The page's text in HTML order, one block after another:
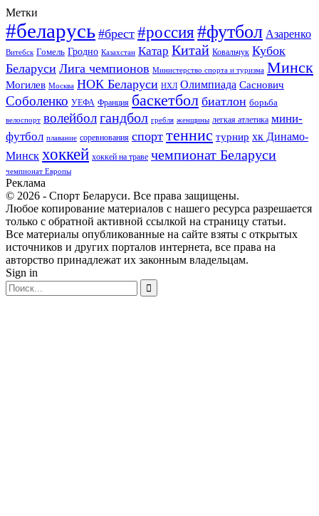
Метки
#беларусь #брест #россия#футбол Азаренко
Витебск Гомель Гродно Казахстан Катар Китай Ковальчук Кубок
Беларуси Лига чемпионов Министерство спорта и туризма Минск
Могилев Москва НОК Беларуси НХЛ Олимпиада Саснович
Соболенко УЕФА Франция баскетбол биатлон борьба
велоспорт волейболгандбол гребля женщины легкая атлетика мини-
футбол плавание соревнования спорт теннис турнир хк Динамо-
Минск хоккей хоккей на траве чемпионат Беларуси
чемпионат Европы
Реклама
© 2026 - Спорт Беларуси. Все права защищены.
Любое копирование материалов с нашего ресурса разрешается
только с обратной активной ссылкой на страницу статьи.
Все материалы опубликованные на сайте взяты с открытых
источников и других порталов интернета, все права на
авторство принадлежат их законным владельцам.
Sign in